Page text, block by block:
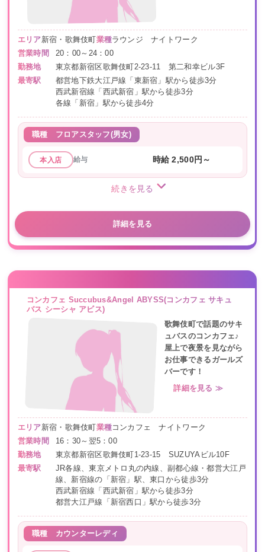
エリア新宿・歌舞伎町 業種ラウンジ ナイトワーク
営業時間
20：00～24：00
勤務地
東京都新宿区歌舞伎町2-23-11 第二和幸ビル3F
最寄駅
都営地下鉄大江戸線「東新宿」駅から徒歩3分
西武新宿線「西武新宿」駅から徒歩3分
各線「新宿」駅から徒歩4分
職種 フロアスタッフ(男女)
本入店 給与 時給 2,500円～
続きを見る
詳細を見る
コンカフェ Succubus&Angel ABYSS(コンカフェ サキュ
バス シーシャ アビス)
歌舞伎町で話題のサキ
ュバスのコンカフェ♪
屋上で夜景を見ながら
お仕事できるガールズ
バーです！
詳細を見る ≫
エリア新宿・歌舞伎町 業種コンカフェ ナイトワーク
営業時間
16：30～翌5：00
勤務地
東京都新宿区歌舞伎町1-23-15 SUZUYAビル10F
最寄駅
JR各線、東京メトロ丸の内線、副都心線・都営大江戸
線、新宿線の「新宿」駅、東口から徒歩3分
西武新宿線「西武新宿」駅から徒歩3分
都営大江戸線「新宿西口」駅から徒歩3分
職種 カウンターレディ